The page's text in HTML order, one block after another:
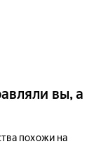
вы, а
похожи на